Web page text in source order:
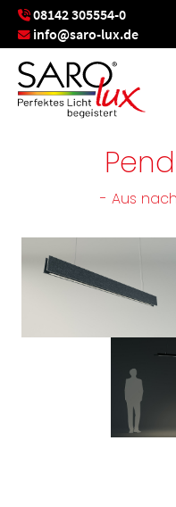
08142 305554-0
info@saro-lux.de
- Aus